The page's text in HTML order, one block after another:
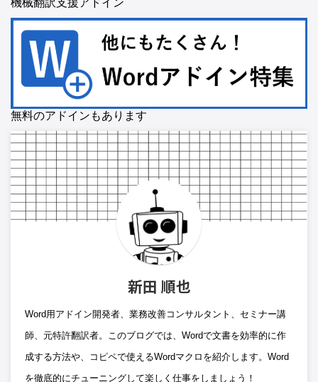
機械翻訳支援アドイン
無料のアドインもあります
新田 順也
Word用アドイン開発者、業務改善コンサルタント、セミナー講
師、元特許翻訳者。このブログでは、Wordで文書を効率的に作
成する方法や、コピペで使えるWordマクロを紹介します。Word
を徹底的にチューニングして楽しく仕事をしましょう！